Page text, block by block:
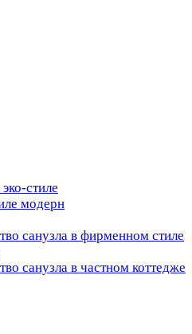
стиле
модерн
санузла в фирменном стиле
санузла в частном коттедже